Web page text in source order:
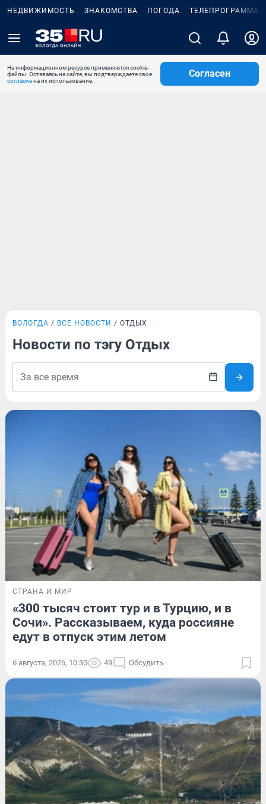
НЕДВИЖИМОСТЬ ЗНАКОМСТВА ПОГОДА ТЕЛЕПРОГРАММА
На информационном ресурсе применяются cookie-
файлы. Оставаясь на сайте, вы подтверждаете свое
согласиена их использование.
Согласен
ВОЛОГДА ВСЕ НОВОСТИ ОТДЫХ
Новости по тэгу Отдых
СТРАНА И МИР
«300 тысяч стоит тур и в Турцию, и в
Сочи». Рассказываем, куда россияне
едут в отпуск этим летом
6 августа, 2026, 10:30 49 Обсудить